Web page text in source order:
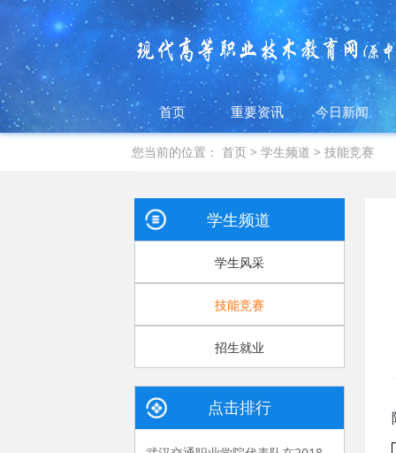
首页 重要资讯 今日新闻
您当前的位置：首页 >学生频道 >技能竞赛
学生频道
学生风采
技能竞赛
招生就业
点击排行